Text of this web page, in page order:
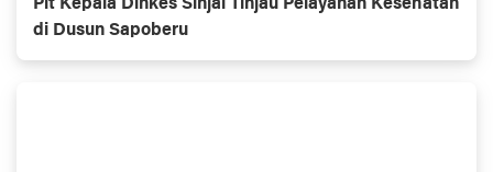
Plt Kepala Dinkes Sinjai Tinjau Pelayanan Kesehatan
di Dusun Sapoberu